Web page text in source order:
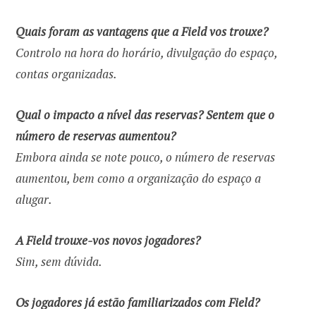
Quais foram as vantagens que a Field vos trouxe?
Controlo na hora do horário, divulgação do espaço,
contas organizadas.
Qual o impacto a nível das reservas? Sentem que o
número de reservas aumentou?
Embora ainda se note pouco, o número de reservas
aumentou, bem como a organização do espaço a
alugar.
A Field trouxe-vos novos jogadores?
Sim, sem dúvida.
Os jogadores já estão familiarizados com Field?